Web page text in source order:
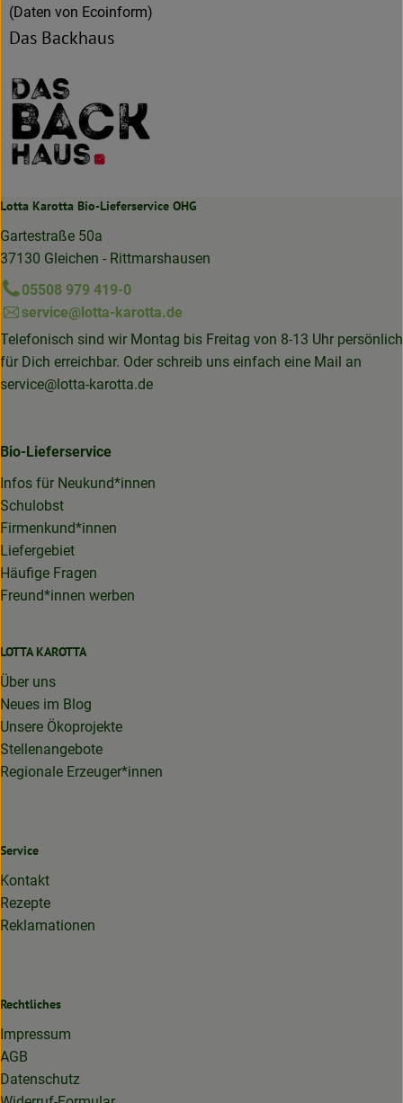
(Daten von Ecoinform)
Das Backhaus
Lotta Karotta Bio-Lieferservice OHG
Gartestraße 50a
37130 Gleichen - Rittmarshausen
05508 979 419-0
service@lotta-karotta.de
Telefonisch sind wir Montag bis Freitag von 8-13 Uhr persönlich
für Dich erreichbar. Oder schreib uns einfach eine Mail an
service@lotta-karotta.de
Bio-Lieferservice
Infos für Neukund*innen
Schulobst
Firmenkund*innen
Liefergebiet
Häufige Fragen
Freund*innen werben
LOTTA KAROTTA
Über uns
Neues im Blog
Unsere Ökoprojekte
Stellenangebote
Regionale Erzeuger*innen
Service
Kontakt
Rezepte
Reklamationen
Rechtliches
Impressum
AGB
Datenschutz